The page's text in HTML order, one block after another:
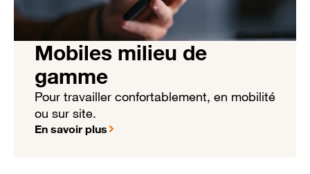
Mobiles milieu de
gamme
Pour travailler confortablement, en mobilité
ou sur site.
En savoir plus